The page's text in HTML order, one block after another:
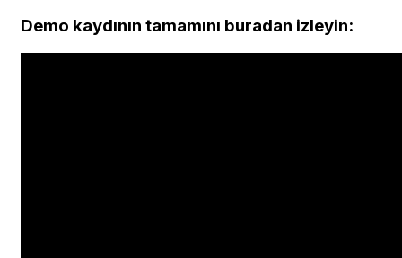
Demo kaydının tamamını buradan izleyin: